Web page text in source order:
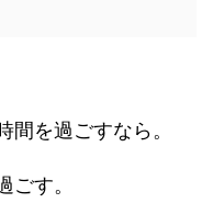
間を過ごすなら。
ごす。